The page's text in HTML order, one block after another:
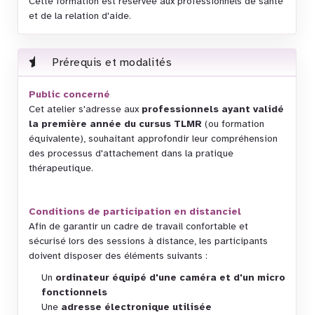
et de la relation d'aide.
Prérequis et modalités
Public concerné
Cet atelier s'adresse aux professionnels ayant validé
la première année du cursus TLMR (ou formation
équivalente), souhaitant approfondir leur compréhension
des processus d'attachement dans la pratique
thérapeutique.
Conditions de participation en distanciel
Afin de garantir un cadre de travail confortable et
sécurisé lors des sessions à distance, les participants
doivent disposer des éléments suivants :
Un ordinateur équipé d'une caméra et d'un micro
fonctionnels
Une adresse électronique utilisée